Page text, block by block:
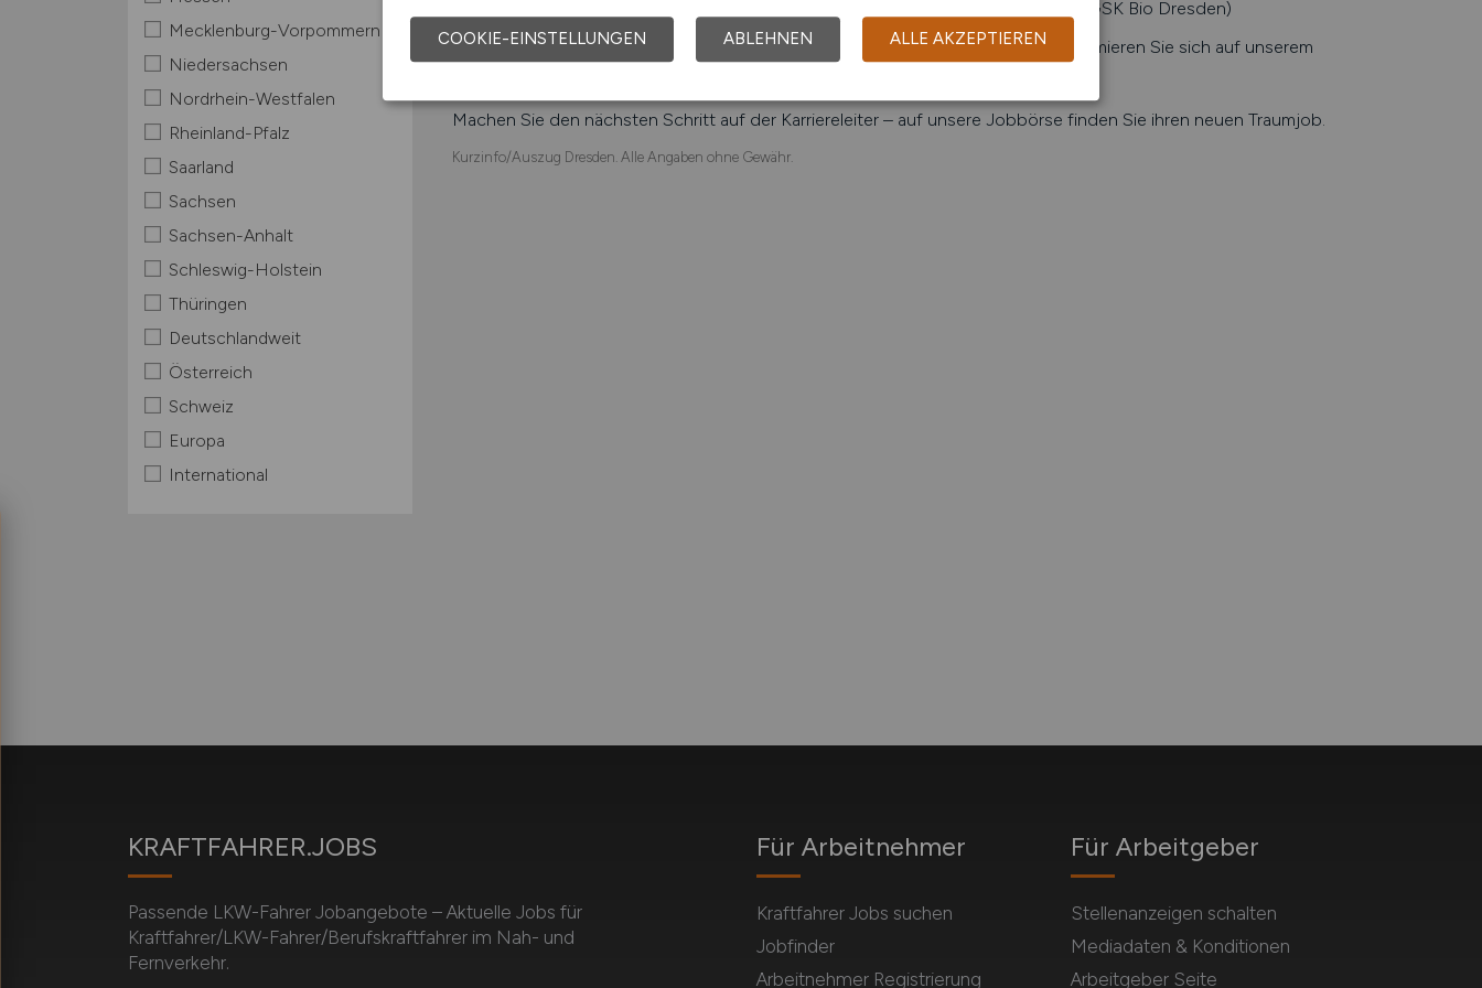
Mecklenburg-Vorpommern
Niedersachsen
Nordrhein-Westfalen
Rheinland-Pfalz
Saarland
Sachsen
Sachsen-Anhalt
Schleswig-Holstein
Thüringen
Deutschlandweit
Österreich
Schweiz
Europa
International
Dresden, Dresdner Verkehrsbetriebe AG, GlaxoSmithKLine Biologicals Dresden (GSK Bio Dresden)
Einfach online aktuelle Stellenangebote inDresden
und Umgebung suchen. Informieren Sie sich auf unserem
Machen Sie den nächsten Schritt auf der Karriereleiter – auf unsere Jobbörse finden Sie ihren neuen Traumjob.
Kurzinfo/Auszug Dresden. Alle Angaben ohne Gewähr.
KRAFTFAHRER.JOBS
Passende LKW-Fahrer Jobangebote – Aktuelle Jobs für
Kraftfahrer/LKW-Fahrer/Berufskraftfahrer im Nah- und
Fernverkehr.
Für Arbeitnehmer
Kraftfahrer Jobs suchen
Jobfinder
Arbeitnehmer Registrierung
Für Arbeitgeber
Stellenanzeigen schalten
Mediadaten & Konditionen
Arbeitgeber Seite
COOKIE-EINSTELLUNGEN ABLEHNEN ALLE AKZEPTIEREN